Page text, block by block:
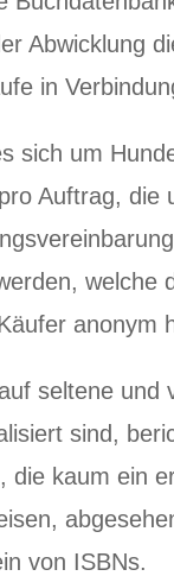
Abwicklung
in
sich um
Auftrag, die
welche
anonym
seltene und
sind,
die kaum ein
von ISBNs.